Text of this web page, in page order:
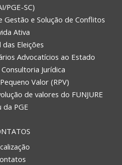
PGE-SC)
Gestão e Solução de Conflitos
Ativa
das Eleições
Advocatícios ao Estado
Jurídica
Valor (RPV)
de valores do FUNJURE
da PGE